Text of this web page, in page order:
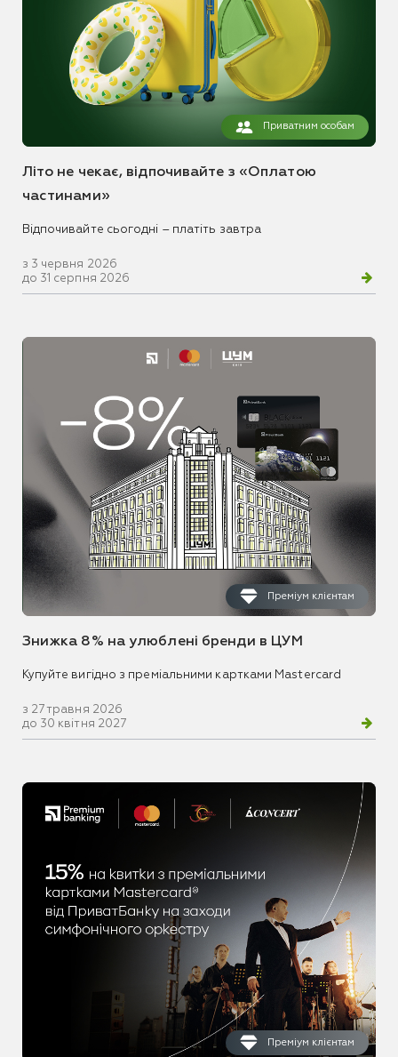
Приватним особам
Літо не чекає, відпочивайте з «Оплатою
частинами»
Відпочивайте сьогодні – платіть завтра
з 3 червня 2026
до 31 серпня 2026
Преміум клієнтам
Знижка 8% на улюблені бренди в ЦУМ
Купуйте вигідно з преміальними картками Mastercard
з 27 травня 2026
до 30 квітня 2027
Преміум клієнтам